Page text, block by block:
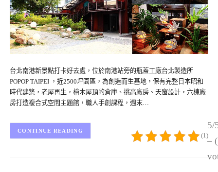
台北南港新景點打卡好去處，位於南港站旁的瓶蓋工廠台北製造所
POPOP TAIPEI ，近2500坪園區，為創造而生基地，保有完整日本昭和
時代建築，老屋再生，檜木屋頂的倉庫、挑高廠房、天窗設計，六棟廠
房打造複合式空間主題館，職人手創課程，週末…
5/
–
(1)
CONTINUE READING